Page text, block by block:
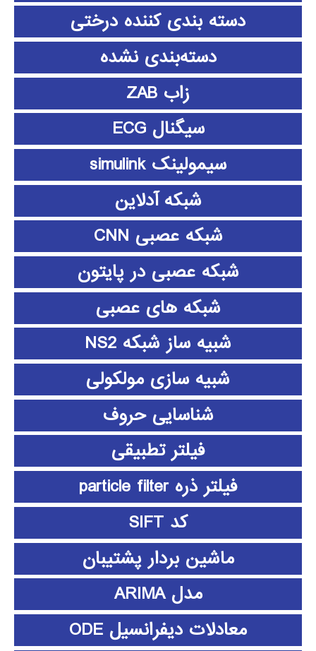
دسته بندی کننده درختی
دسته‌بندی نشده
زاب ZAB
سیگنال ECG
سیمولینک simulink
شبکه آدلاین
شبکه عصبی CNN
شبکه عصبی در پایتون
شبکه های عصبی
شبیه ساز شبکه NS2
شبیه سازی مولکولی
شناسایی حروف
فیلتر تطبیقی
فیلتر ذره particle filter
کد SIFT
ماشین بردار پشتیبان
مدل ARIMA
معادلات دیفرانسیل ODE